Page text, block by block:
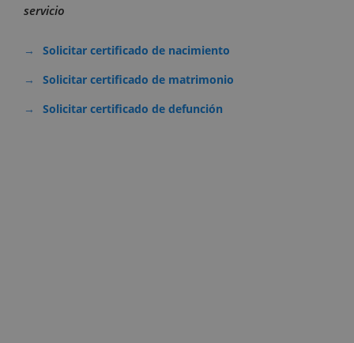
servicio
Solicitar certificado de nacimiento
Solicitar certificado de matrimonio
Solicitar certificado de defunción